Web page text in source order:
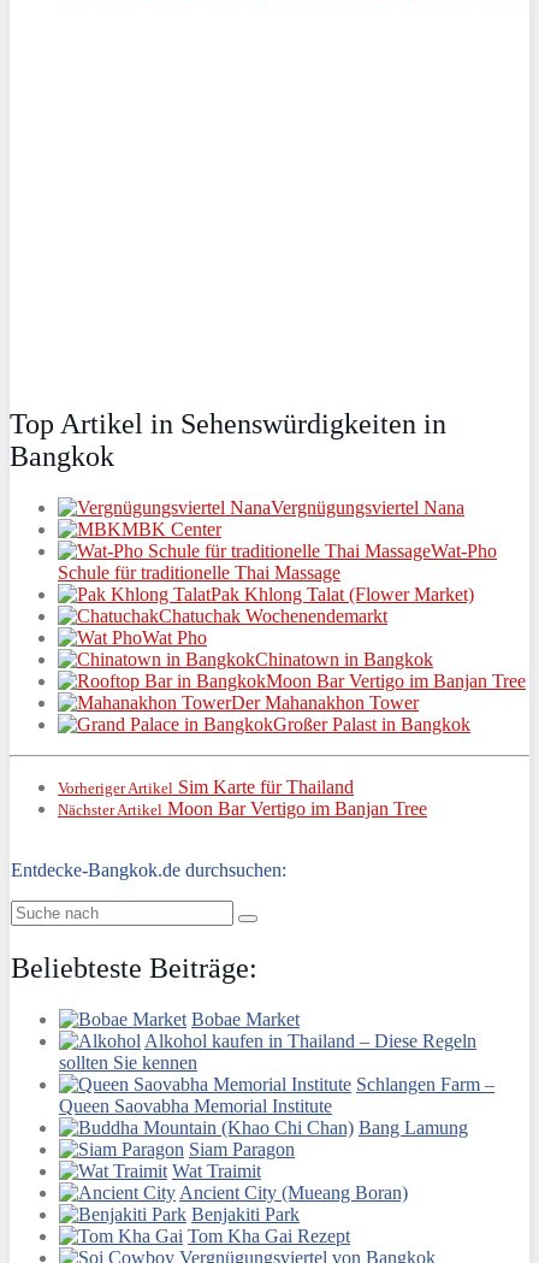
Top Artikel in Sehenswürdigkeiten in
Bangkok
Vergnügungsviertel Nana
MBK Center
Wat-Pho
Schule für traditionelle Thai Massage
Pak Khlong Talat (Flower Market)
Chatuchak Wochenendemarkt
Wat Pho
Chinatown in Bangkok
Moon Bar Vertigo im Banjan Tree
Der Mahanakhon Tower
Großer Palast in Bangkok
Vorheriger Artikel Sim Karte für Thailand
Nächster Artikel Moon Bar Vertigo im Banjan Tree
Entdecke-Bangkok.de durchsuchen:
Beliebteste Beiträge:
Bobae Market
Alkohol kaufen in Thailand – Diese Regeln
sollten Sie kennen
Schlangen Farm –
Queen Saovabha Memorial Institute
Bang Lamung
Siam Paragon
Wat Traimit
Ancient City (Mueang Boran)
Benjakiti Park
Tom Kha Gai Rezept
Vergnügungsviertel von Bangkok